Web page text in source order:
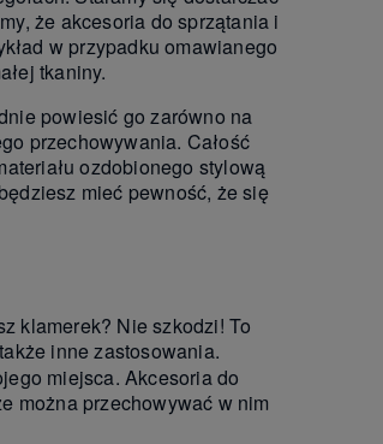
że akcesoria do sprzątania i
w przypadku omawianego
tkaniny.
powiesić go zarówno na
przechowywania. Całość
ozdobionego stylową
mieć pewność, że się
klamerek? Nie szkodzi! To
inne zastosowania.
miejsca. Akcesoria do
można przechowywać w nim